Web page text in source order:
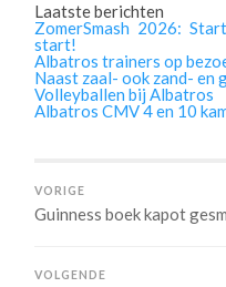
Laatste berichten
ZomerSmash 2026:
start!
Albatros trainers op
Naast zaal- ook zand- en
Volleyballen bij Albatros
Albatros CMV 4 en 10
VORIGE
Guinness boek kapot
VOLGENDE